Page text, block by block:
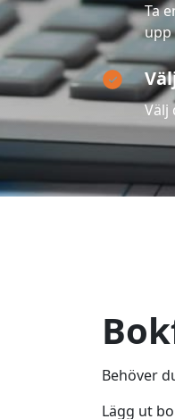
Ta
upp
Välj
Behöver
Lägg ut